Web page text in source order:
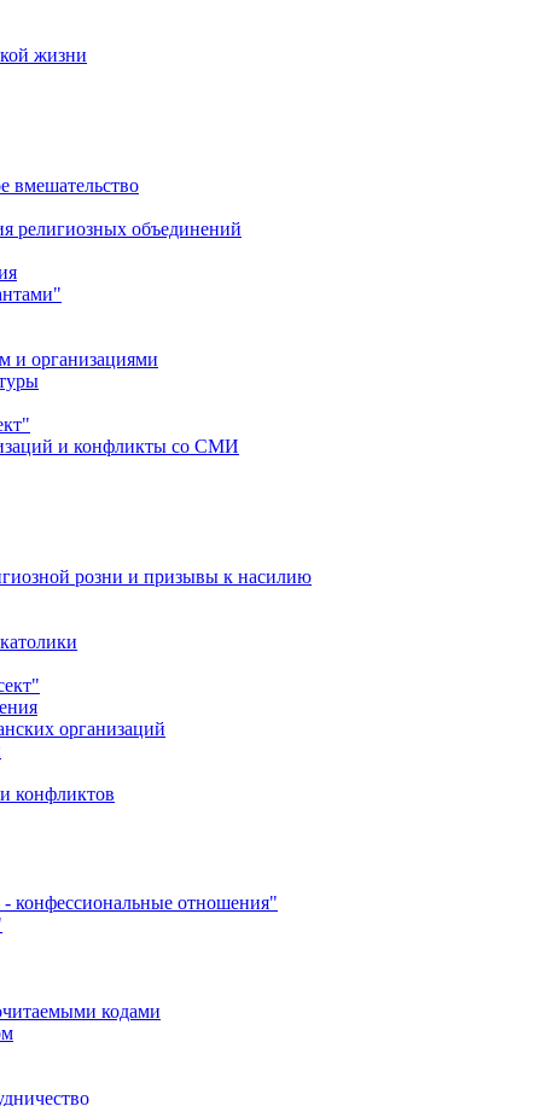
жизни
вмешательство
религиозных объединений
и организациями
и конфликты со СМИ
розни и призывы к насилию
организаций
конфликтов
конфессиональные отношения"
кодами